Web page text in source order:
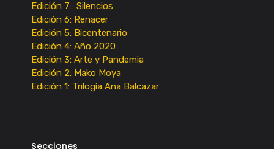
Edición 7: Silencios
Edición 6: Renacer
Edición 5: Bicentenario
Edición 4: Año 2020
Edición 3: Arte y Pandemia
Edición 2: Mako Moya
Edición 1: Trilogía Ana Balcazar
Secciones